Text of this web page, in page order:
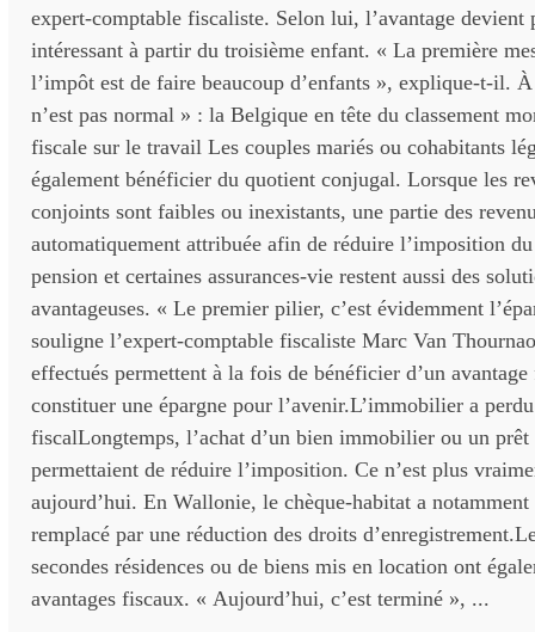
expert-comptable fiscaliste. Selon lui, l’avantage devient
intéressant à partir du troisième enfant. « La première
l’impôt est de faire beaucoup d’enfants », explique-t-il.
n’est pas normal » : la Belgique en tête du classement
fiscale sur le travail Les couples mariés ou cohabitants
également bénéficier du quotient conjugal. Lorsque les
conjoints sont faibles ou inexistants, une partie des
automatiquement attribuée afin de réduire l’imposition du
pension et certaines assurances-vie restent aussi des
avantageuses. « Le premier pilier, c’est évidemment
souligne l’expert-comptable fiscaliste Marc Van
effectués permettent à la fois de bénéficier d’un
constituer une épargne pour l’avenir.L’immobilier a
fiscalLongtemps, l’achat d’un bien immobilier ou un prêt
permettaient de réduire l’imposition. Ce n’est plus
aujourd’hui. En Wallonie, le chèque-habitat a notamment
remplacé par une réduction des droits
secondes résidences ou de biens mis en location ont
avantages fiscaux. « Aujourd’hui, c’est terminé », ...